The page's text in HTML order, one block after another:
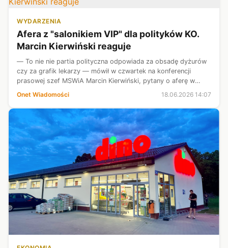
WYDARZENIA
Afera z "salonikiem VIP" dla polityków KO.
Marcin Kierwiński reaguje
— To nie nie partia polityczna odpowiada za obsadę dyżurów
czy za grafik lekarzy — mówił w czwartek na konferencji
prasowej szef MSWiA Marcin Kierwiński, pytany o aferę w
Szpitalu Południowym w Warszawie.
Onet Wiadomości 18.06.2026 14:07